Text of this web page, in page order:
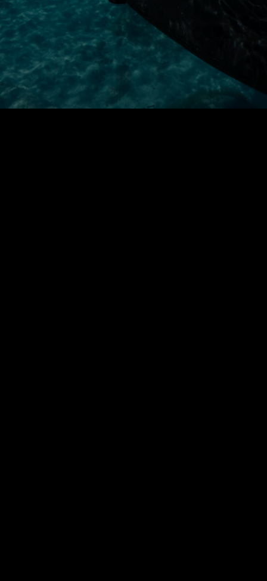
En cliquant sur « Tout refuser », vous
donnez votre consentement uniquement
pour l’utilisation des cookies techniques.